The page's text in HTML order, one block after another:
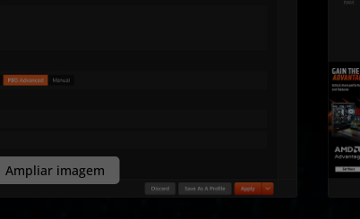
Ampliar imagem